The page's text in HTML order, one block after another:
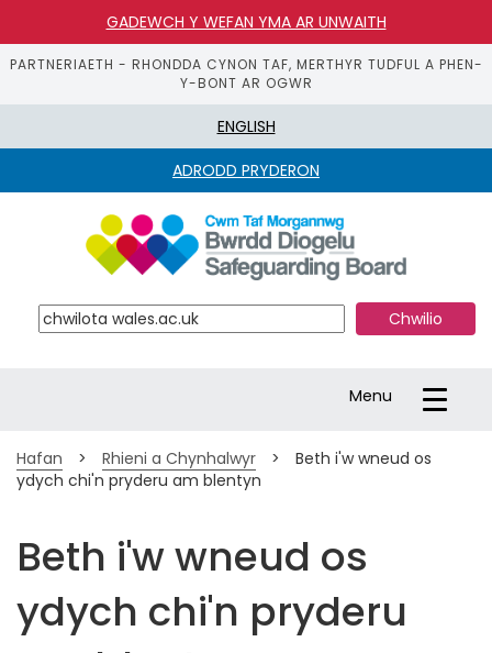
GADEWCH Y WEFAN YMA AR UNWAITH
PARTNERIAETH - RHONDDA CYNON TAF, MERTHYR TUDFUL A PHEN-
Y-BONT AR OGWR
ENGLISH
ADRODD PRYDERON
o
n
n
t
Toggle
navigation
Menu
Hafan > Rhieni a Chynhalwyr >
Beth i'w wneud os
ydych chi'n pryderu am blentyn
Beth i'w wneud os
ydych chi'n pryderu